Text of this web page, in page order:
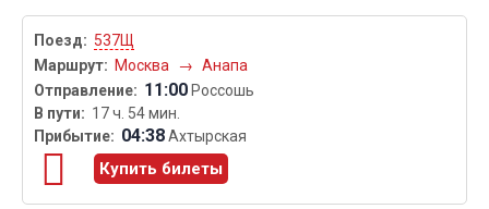
537Щ
Москва
→ Анапа
11:00 Россошь
17 ч. 54 мин.
04:38Ахтырская
Купить билеты